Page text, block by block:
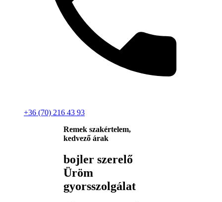
+36 (70) 216 43 93
Remek szakértelem,
kedvező árak
bojler szerelő
Üröm
gyorsszolgálat